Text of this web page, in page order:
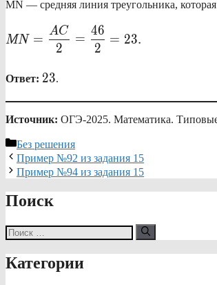
MN — средняя линия треугольника,
\displaystyle
MN=\frac{AC}
{2}=23.
MN =
2
AC
=
2
46
= 23.
Ответ: 23
23.
Источник: ОГЭ-2025. Математика.
Рубрики
Без решения
Пример №92 из задания 15
Пример №94 из задания 15
Поиск
Поиск:
Категории